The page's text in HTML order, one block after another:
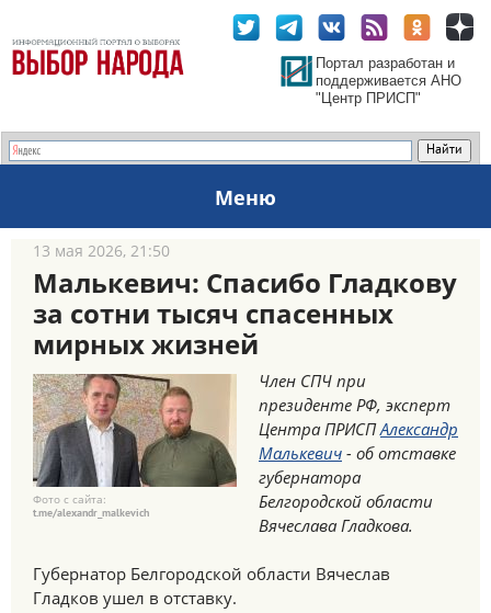
Портал разработан и
поддерживается АНО
"Центр ПРИСП"
Меню
13 мая 2026, 21:50
Малькевич: Спасибо Гладкову
за сотни тысяч спасенных
мирных жизней
Фото с сайта:
t.me/alexandr_malkevich
Член СПЧ при
президенте РФ, эксперт
Центра ПРИСПАлександр
Малькевич - об отставке
губернатора
Белгородской области
Вячеслава Гладкова.
Губернатор Белгородской области Вячеслав
Гладков ушел в отставку.